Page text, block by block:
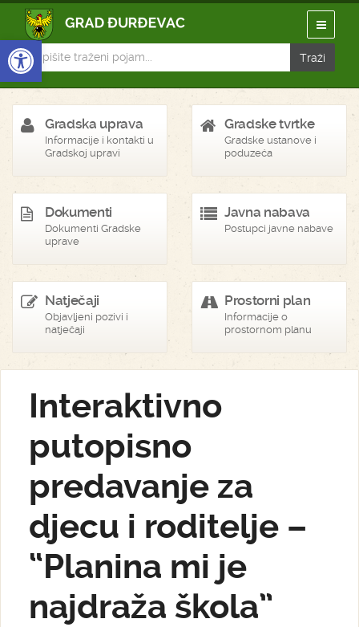
Open toolbar
Gradska uprava
Informacije i kontakti u
Gradskoj upravi
Gradske tvrtke
Gradske ustanove i
poduzeća
Dokumenti
Dokumenti Gradske
uprave
Javna nabava
Postupci javne nabave
Natječaji
Objavljeni pozivi i
natječaji
Prostorni plan
Informacije o
prostornom planu
Interaktivno
putopisno
predavanje za
djecu i roditelje –
“Planina mi je
najdraža škola”